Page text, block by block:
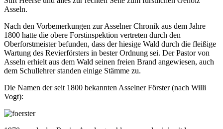
Asseln.
Nach den Vorbemerkungen zur Asselner Chronik aus dem Jahre
1800 hatte die obere Forstinspektion vertreten durch den
Oberforstmeister befunden, dass der hiesige Wald durch die fleißige
Wartung des Revierförsters in bester Ordnung sei. Der Pastor von
Asseln erhielt aus dem Wald seinen freien Brand angewiesen, auch
dem Schullehrer standen einige Stämme zu.
Die Namen der seit 1800 bekannten Asselner Förster (nach Willi
Vogt):